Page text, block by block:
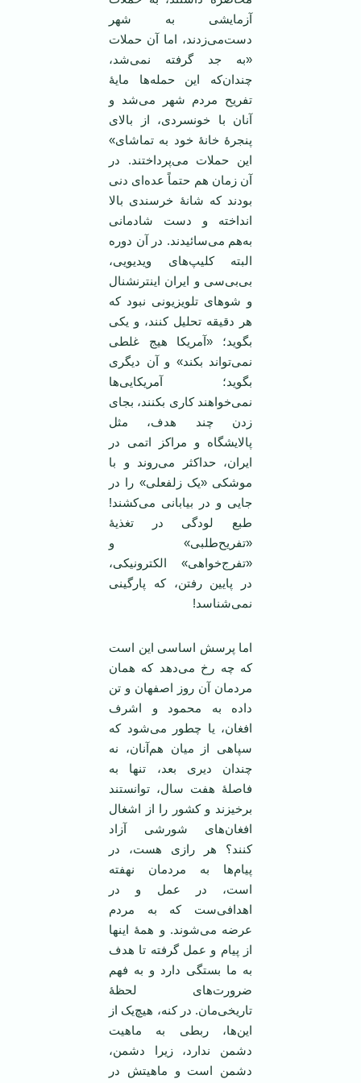
آزمایشی به شهر
دست‌می‌زدند، اما آن حملات
«به جد گرفته نمی‌شد،
چندان‌که این حمله‌ها مایۀ
تفریح مردم شهر می‌شد و
آنان با خونسردی، از بالای
پنجرۀ خانۀ خود به تماشای»
این حملات می‌پرداختند. در
آن زمان هم حتماً عده‌ای دنی
بودند که شانۀ خرسندی بالا
انداخته و دست شادمانی
به‌هم می‌سائیدند. در آن دوره
البته کلیپ‌های ویدیویی،
بی‌بی‌سی و ایران اینترنشنال
و شوهای تلویزیونی نبود که
هر دقیقه تحلیل کنند، و یکی
بگوید؛ «آمریکا هیج غلطی
نمی‌تواند ‌بکند» و آن دیگری
بگوید؛ آمریکایی‌ها
نمی‌خواهند کاری بکنند، بجای
زدن چند هدف، مثل
پالایشگاه و مراکز اتمی در
ایران، حداکثر می‌روند و با
موشکی «یک زلفعلی» را در
جایی و در بیابانی می‌کشند!
طبع لودگی در تغذیۀ
«تفریح‌طلبی» و
«تفرج‌خواهی» الکترونیکی،
در پایین رفتن، که پارگینی
نمی‌شناسد!
اما پرسش اساسی این است
که چه رخ می‌دهد که همان
مردمان آن روز اصفهان و تن
داده به محمود و اشرف
افغان، یا چطور می‌شود که
سپاهی از میان هم‌آنان، نه
چندان دیری بعد، تنها به
فاصلۀ هفت سال، توانستند
برخیزند و کشور را از اشغال
افغان‌های شورشی آزاد
کنند؟ هر رازی هست، در
پیام‌ها به مردمان نهفته
است، در عمل‌ و در
اهدافی‌ست که به مردم‌
عرضه می‌شوند. و همۀ اینها
از پیام و عمل گرفته تا هدف
به ما بستگی دارد و به فهم
ضرورت‌های لحظۀ
تاریخی‌مان. در کنه، هیچ‌یک از
این‌ها، ربطی به ماهیت
دشمن ندارد، زیرا دشمن،
دشمن است و ماهیتش در